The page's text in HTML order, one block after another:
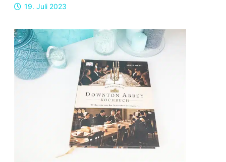
19. Juli 2023